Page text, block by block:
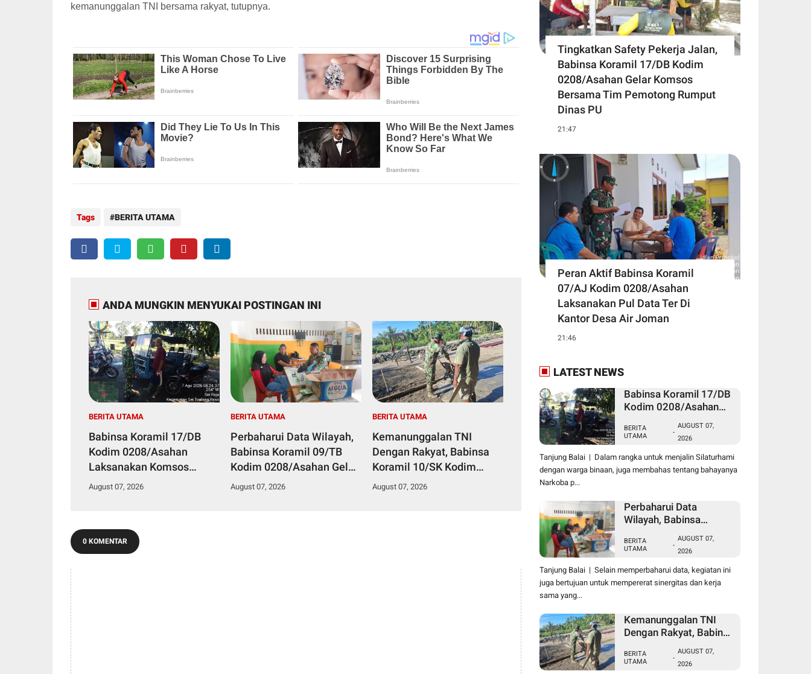
kemanunggalan TNI bersama rakyat, tutupnya.
Tags BERITA UTAMA
ANDA MUNGKIN MENYUKAI POSTINGAN INI
BERITA UTAMA
Babinsa Koramil 17/DB
Kodim 0208/Asahan
Laksanakan Komsos
Bersama Dengan Abang
August 07, 2026
BERITA UTAMA
Perbaharui Data Wilayah,
Babinsa Koramil 09/TB
Kodim 0208/Asahan Gelar
Pul Data Ter Di Kantor
August 07, 2026
BERITA UTAMA
Kemanunggalan TNI
Dengan Rakyat, Babinsa
Koramil 10/SK Kodim
0208/Asahan Bantu (Cor)
August 07, 2026
0 KOMENTAR
Tingkatkan Safety Pekerja Jalan,
Babinsa Koramil 17/DB Kodim
0208/Asahan Gelar Komsos
Bersama Tim Pemotong Rumput
Dinas PU
21:47
Peran Aktif Babinsa Koramil
07/AJ Kodim 0208/Asahan
Laksanakan Pul Data Ter Di
Kantor Desa Air Joman
21:46
LATEST NEWS
Babinsa Koramil 17/DB
Kodim 0208/Asahan
Bersama Dengan Abang
BERITA
UTAMA
-
AUGUST 07,
2026
Tanjung Balai | Dalam rangka untuk menjalin Silaturhami
dengan warga binaan, juga membahas tentang bahayanya
Narkoba p...
Perbaharui Data
Wilayah, Babinsa
0208/Asahan Gelar Pul
Data Ter Di Kantor
Kelurahan
BERITA
UTAMA
-
AUGUST 07,
2026
Tanjung Balai | Selain memperbaharui data, kegiatan ini
juga bertujuan untuk mempererat sinergitas dan kerja
sama yang...
Kemanunggalan TNI
Dengan Rakyat, Babinsa
0208/Asahan Bantu
(Cor) Bangun Rumah
BERITA
UTAMA
-
AUGUST 07,
2026